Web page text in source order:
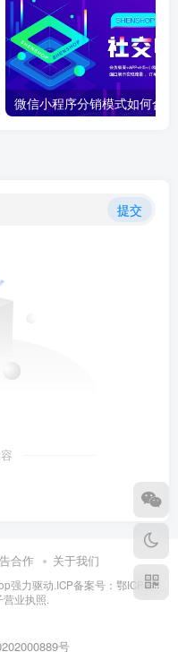
提交
合作 关于我们
强力驱动.ICP备案号： 鄂ICP备
营业执照.
号